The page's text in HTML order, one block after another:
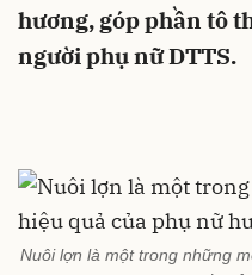
hương, góp phần tô
người phụ nữ DTTS.
Nuôi lợn là một trong những